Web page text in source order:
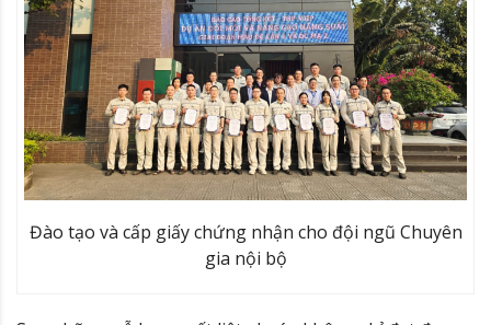
Đào tạo và cấp giấy chứng nhận cho đội ngũ Chuyên
gia nội bộ